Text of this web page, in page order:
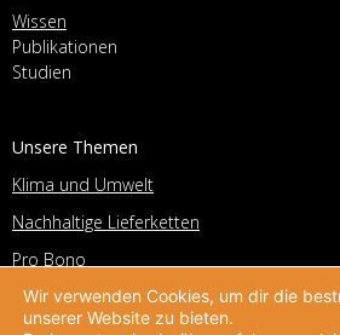
Wissen
Publikationen
Studien
Unsere Themen
Klima und Umwelt
Nachhaltige Lieferketten
Pro Bono
Lokales Engagement
und Kooperation
Wir verwenden Cookies, um dir die
unserer Website zu bieten.